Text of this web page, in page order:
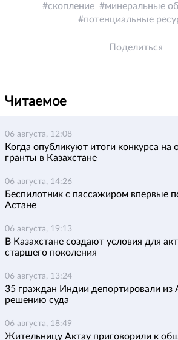
скопление
минеральные
потенциальные
Поделиться
Читаемое
06 августа, 12:08
Когда опубликуют итоги конкурса на
гранты в Казахстане
06 августа, 14:26
Беспилотник с пассажиром впервые
Астане
06 августа, 19:13
В Казахстане создают условия для
старшего поколения
06 августа, 13:24
35 граждан Индии депортировали из
решению суда
06 августа, 18:49
Жительницу Актау приговорили к